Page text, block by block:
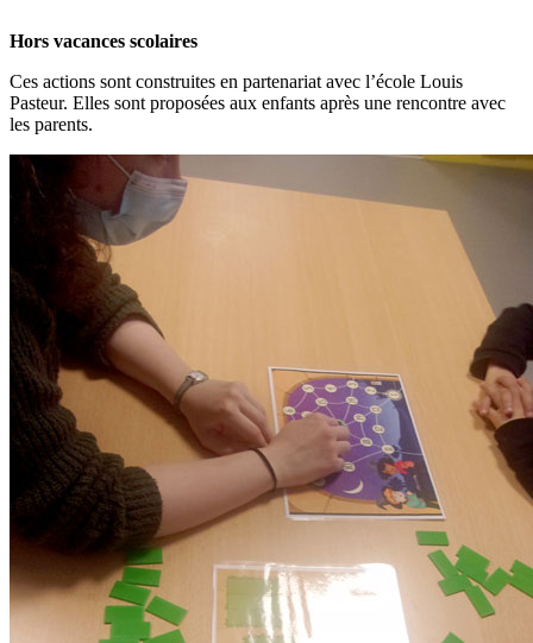
Hors vacances scolaires
Ces actions sont construites en partenariat avec l’école Louis
Pasteur. Elles sont proposées aux enfants après une rencontre avec
les parents.